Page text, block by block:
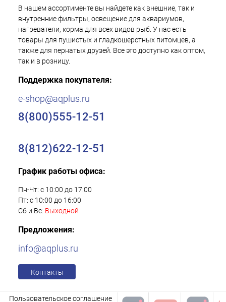
В нашем ассортименте вы найдете как внешние, так и
внутренние фильтры, освещение для аквариумов,
нагреватели, корма для всех видов рыб. У нас есть
товары для пушистых и гладкошерстных питомцев, а
также для пернатых друзей. Все это доступно как оптом,
так и в розницу.
Поддержка покупателя:
e-shop@aqplus.ru
8(800)555-12-51
8(812)622-12-51
График работы офиса:
Пн-Чт: с 10:00 до 17:00
Пт: с 10:00 до 16:00
Сб и Вс: Выходной
Предложения:
info@aqplus.ru
Контакты
Пользовательское соглашение